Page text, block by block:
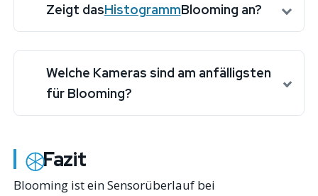
Zeigt dasHistogrammBlooming an?
Welche Kameras sind am anfälligsten
für Blooming?
Fazit
Blooming ist ein Sensorüberlauf bei